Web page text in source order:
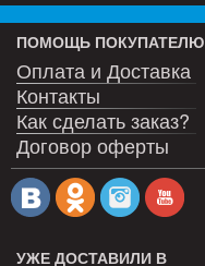
ПОМОЩЬ ПОКУПАТЕЛЮ
Оплата и Доставка
Контакты
Как сделать заказ?
Договор оферты
УЖЕ ДОСТАВИЛИ В